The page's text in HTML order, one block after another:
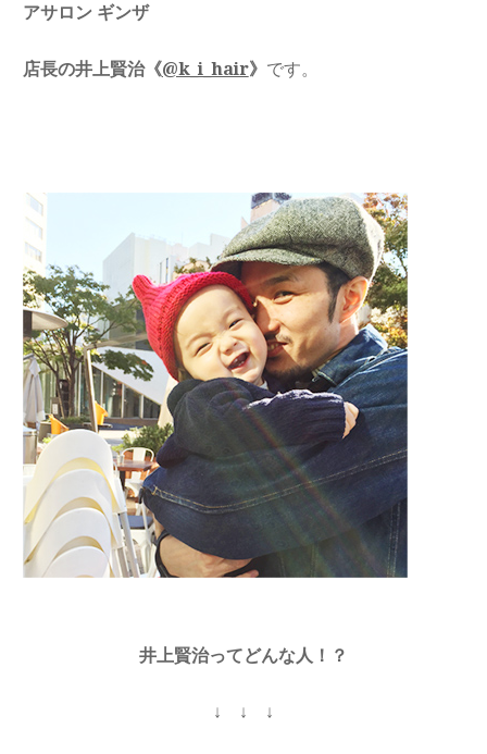
アサロン ギンザ
店長の井上賢治《@k_i_hair》 です。
井上賢治ってどんな人！？
↓ ↓ ↓